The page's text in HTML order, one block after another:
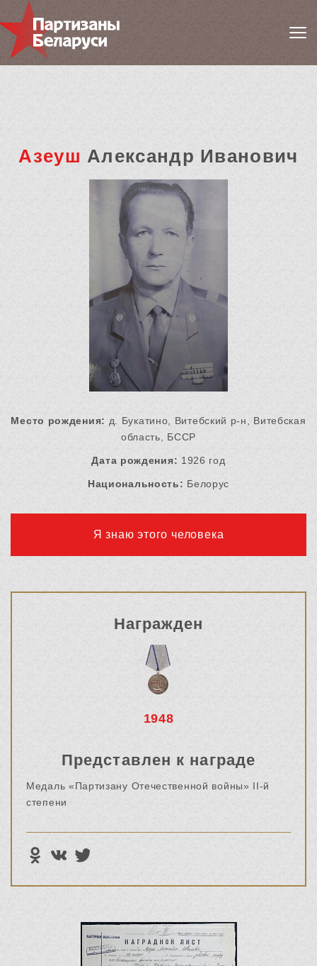
Азеуш Александр Иванович
Место рождения: д. Букатино, Витебский р-н, Витебская
область, БССР
Дата рождения: 1926 год
Национальность: Белорус
Я знаю этого человека
Награжден
1948
Представлен к награде
Медаль «Партизану Отечественной войны» II-й
степени